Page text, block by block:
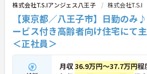
株式会社T.S.Iアンジェス八王子 株式会社T.S.I
【東京都／八王子市】日勤の
ービス付き高齢者向け住宅にて
＜正社員＞
月収36.9万円～37.7万円程